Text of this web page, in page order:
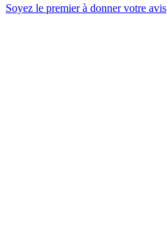
Soyez le premier à donner votre avis